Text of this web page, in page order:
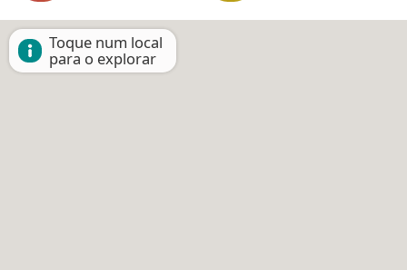
Toque num local
para o explorar